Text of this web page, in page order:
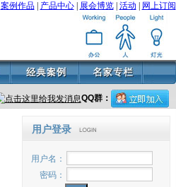
案例作品| 产品中心| 展会博览| 活动 网上订阅
QQ群：
用户登录
用户名：
密码：